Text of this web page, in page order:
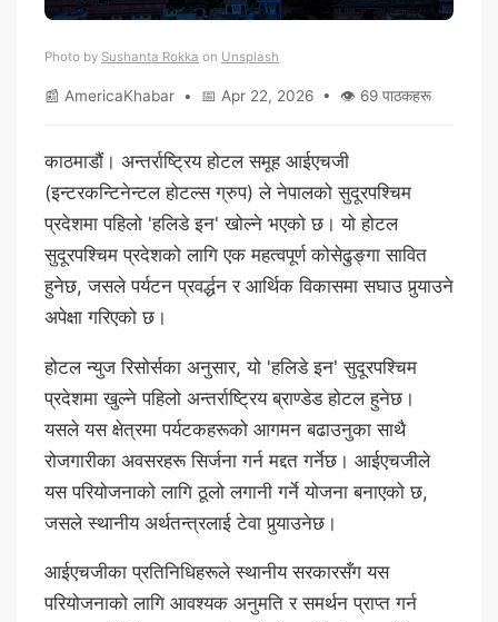
Photo by Sushanta Rokka on Unsplash
📰 AmericaKhabar • 📅 Apr 22, 2026 • 👁 69 पाठकहरू
काठमाडौं। अन्तर्राष्ट्रिय होटल समूह आईएचजी
(इन्टरकन्टिनेन्टल होटल्स ग्रुप) ले नेपालको सुदूरपश्चिम
प्रदेशमा पहिलो 'हलिडे इन' खोल्ने भएको छ। यो होटल
सुदूरपश्चिम प्रदेशको लागि एक महत्वपूर्ण कोसेढुङ्गा सावित
हुनेछ, जसले पर्यटन प्रवर्द्धन र आर्थिक विकासमा सघाउ पुर्‍याउने
अपेक्षा गरिएको छ।
होटल न्युज रिसोर्सका अनुसार, यो 'हलिडे इन' सुदूरपश्चिम
प्रदेशमा खुल्ने पहिलो अन्तर्राष्ट्रिय ब्राण्डेड होटल हुनेछ।
यसले यस क्षेत्रमा पर्यटकहरूको आगमन बढाउनुका साथै
रोजगारीका अवसरहरू सिर्जना गर्न मद्दत गर्नेछ। आईएचजीले
यस परियोजनाको लागि ठूलो लगानी गर्ने योजना बनाएको छ,
जसले स्थानीय अर्थतन्त्रलाई टेवा पुर्‍याउनेछ।
आईएचजीका प्रतिनिधिहरूले स्थानीय सरकारसँग यस
परियोजनाको लागि आवश्यक अनुमति र समर्थन प्राप्त गर्न